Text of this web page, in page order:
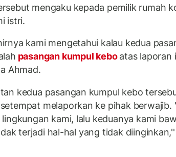
mengaku kepada pemilik rumah
istri.
kami mengetahui kalau kedua
pasangan kumpul keboatas laporan
Ahmad.
kedua pasangan kumpul kebo
melaporkan ke pihak berwajib.
lingkungan kami, lalu keduanya kami
terjadi hal-hal yang tidak